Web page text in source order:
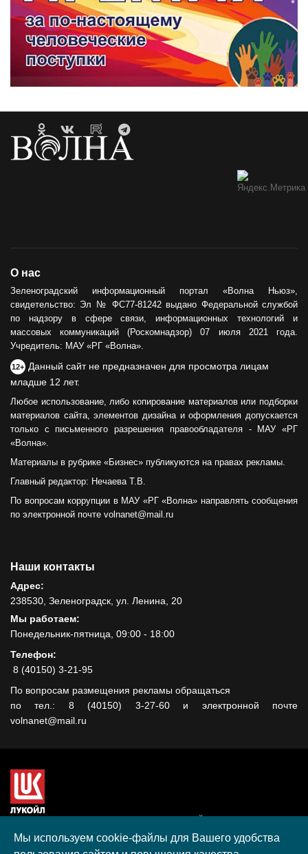
О нас
Зеленоградский информационный портал «Волна Ньюз»,
свидетельство: Эл № ФС77-81242 выдано Федеральной службой
по надзору в сфере связи, информационных технологий и
массовых коммуникаций (Роскомнадзор) 07 июля 2021 года.
Учредитель: МАУ «РГ «Волна».
12+ Данный сайт не предназначен для просмотра лицам
младше 12 лет.
Любое использование, либо копирование материалов или подборки
материалов сайта, элементов дизайна и оформления допускается
только с письменного разрешения правообладателя - МАУ «РГ
«Волна».
Материалы в рубрике «Бизнес» публикуются на правах рекламы.
Главный редактор: Нечаева Т.В.
По вопросам коррупции в МАУ «РГ «Волна» направлять сообщения
по электронной почте volnanet@mail.ru
Наши контакты
Адрес:
238530, Зеленоградск, ул. Ленина, 20
Мы работаем:
Понедельник-пятница, 09:00 - 18:00
Телефон:
8 (40150) 3-21-95
По вопросам размещения рекламы обращаться
по тел.: 8 (40150) 3-27-60 и электронной почте
volnanet@mail.ru
гранта, полученного в рамках XIII Конкурса социальных и
культурных проектов ПАО "ЛУКОЙЛ" на территории
Мы используем cookie-файлы для Вашего удобства